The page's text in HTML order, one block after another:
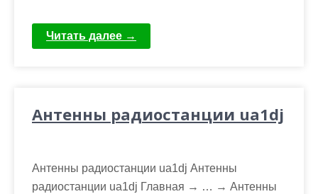
Читать далее →
Антенны радиостанции ua1dj
Антенны радиостанции ua1dj Антенны
радиостанции ua1dj Главная → … → Антенны